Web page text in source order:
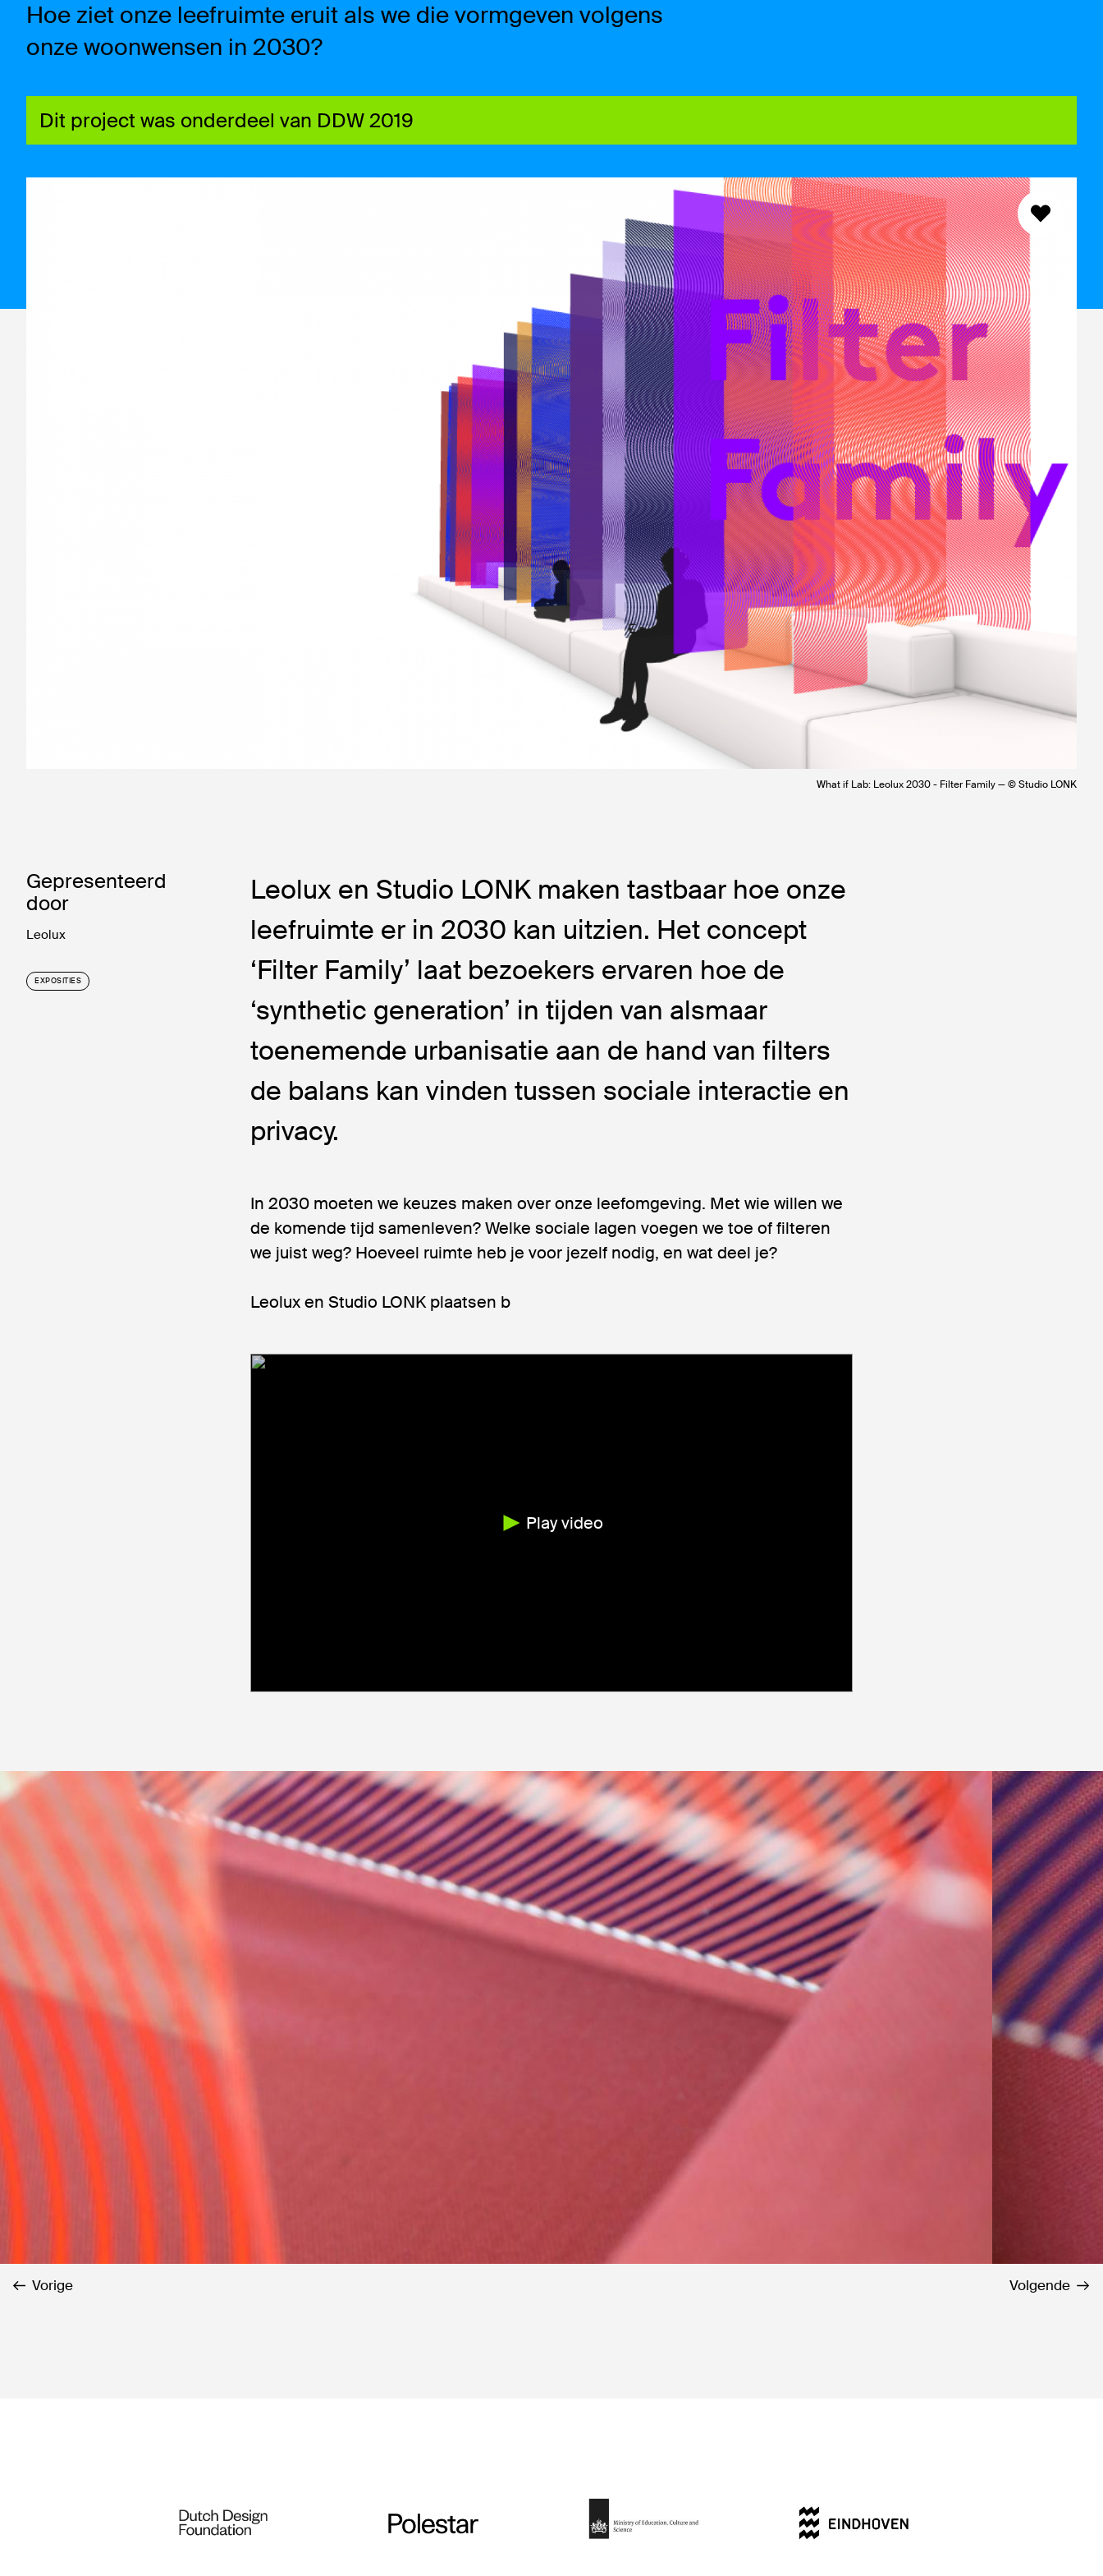
Hoe ziet onze leefruimte eruit als we die vormgeven volgens
onze woonwensen in 2030?
Dit project was onderdeel van DDW 2019
What if Lab: Leolux 2030 - Filter Family — © Studio LONK
Gepresenteerd
door
Leolux
EXPOSITIES
Leolux en Studio LONK maken tastbaar hoe onze
leefruimte er in 2030 kan uitzien. Het concept
‘Filter Family’ laat bezoekers ervaren hoe de
‘synthetic generation’ in tijden van alsmaar
toenemende urbanisatie aan de hand van filters
de balans kan vinden tussen sociale interactie en
privacy.
In 2030 moeten we keuzes maken over onze leefomgeving. Met wie willen we
de komende tijd samenleven? Welke sociale lagen voegen we toe of filteren
we juist weg? Hoeveel ruimte heb je voor jezelf nodig, en wat deel je?
Leolux en Studio LONK plaatsen b
Play video
Vorige Volgende